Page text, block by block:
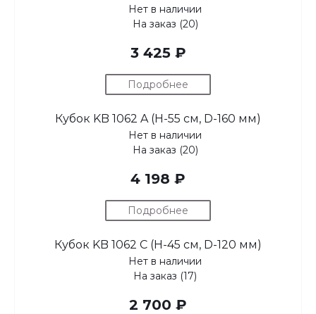
Нет в наличии
На заказ (20)
3 425 ₽
Подробнее
Кубок KB 1062 A (H-55 см, D-160 мм)
Нет в наличии
На заказ (20)
4 198 ₽
Подробнее
Кубок KB 1062 C (H-45 см, D-120 мм)
Нет в наличии
На заказ (17)
2 700 ₽